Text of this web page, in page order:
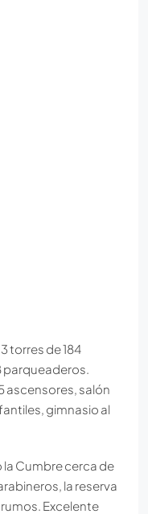
torres de 184
parqueaderos.
ascensores, salón
gimnasio al
la Cumbre cerca de
la reserva
Excelente